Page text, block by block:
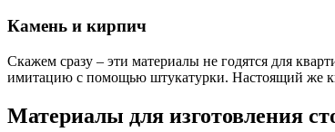
Камень и кирпич
Скажем сразу – эти материалы не годятся для
имитацию с помощью штукатурки. Настоящий же
Материалы для изготовления